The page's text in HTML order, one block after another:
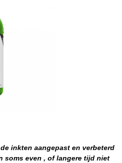
inkten aangepast en verbeterd
soms even , of langere tijd niet